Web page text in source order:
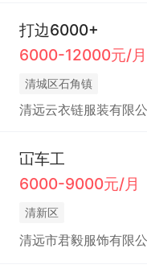
打边6000+
6000-12000元/月
清城区石角镇
清远云衣链服装有限
冚车工
6000-9000元/月
清新区
清远市君毅服饰有限